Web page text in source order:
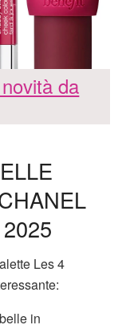
da
Les 4
in